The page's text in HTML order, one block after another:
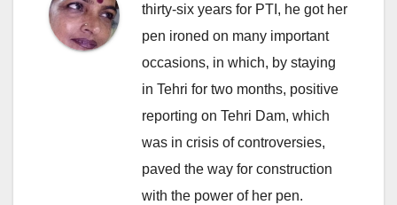
thirty-six years for PTI, he got her
pen ironed on many important
occasions, in which, by staying
in Tehri for two months, positive
reporting on Tehri Dam, which
was in crisis of controversies,
paved the way for construction
with the power of her pen.